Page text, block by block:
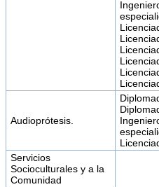
Audioprótesis.
Servicios
Socioculturales y a la
Comunidad